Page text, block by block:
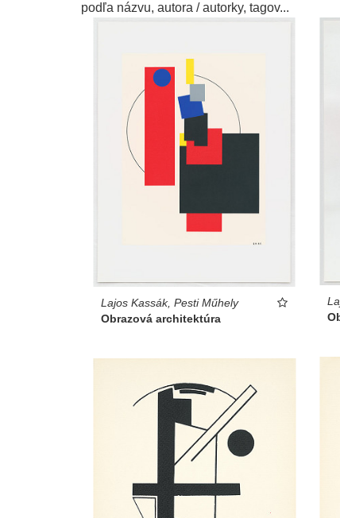
podľa názvu, autora / autorky, tagov...
Lajos Kassák, Pesti Műhely
Obrazová architektúra